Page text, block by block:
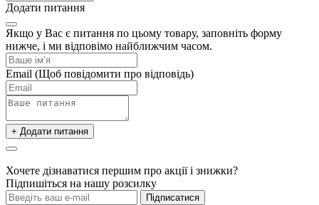
Додати питання
Якщо у Вас є питання по цьому товару, заповніть форму
нижче, і ми відповімо найближчим часом.
Email (Щоб повідомити про відповідь)
+ Додати питання
Хочете дізнаватися першим про акції і знижки?
Підпишіться на нашу розсилку
Підписатися